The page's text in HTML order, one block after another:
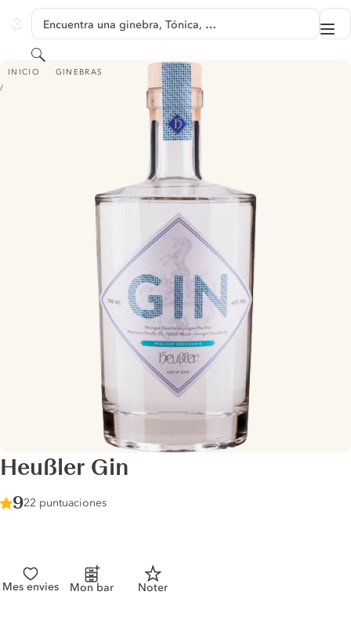
GINVENTORY
Encuentra una ginebra, Tónica, …
Buscar
INICIO GINEBRAS
HEUSSLER GIN
Heußler Gin
Score :
9/ 10
22 puntuaciones
Mes envies Mon bar Noter